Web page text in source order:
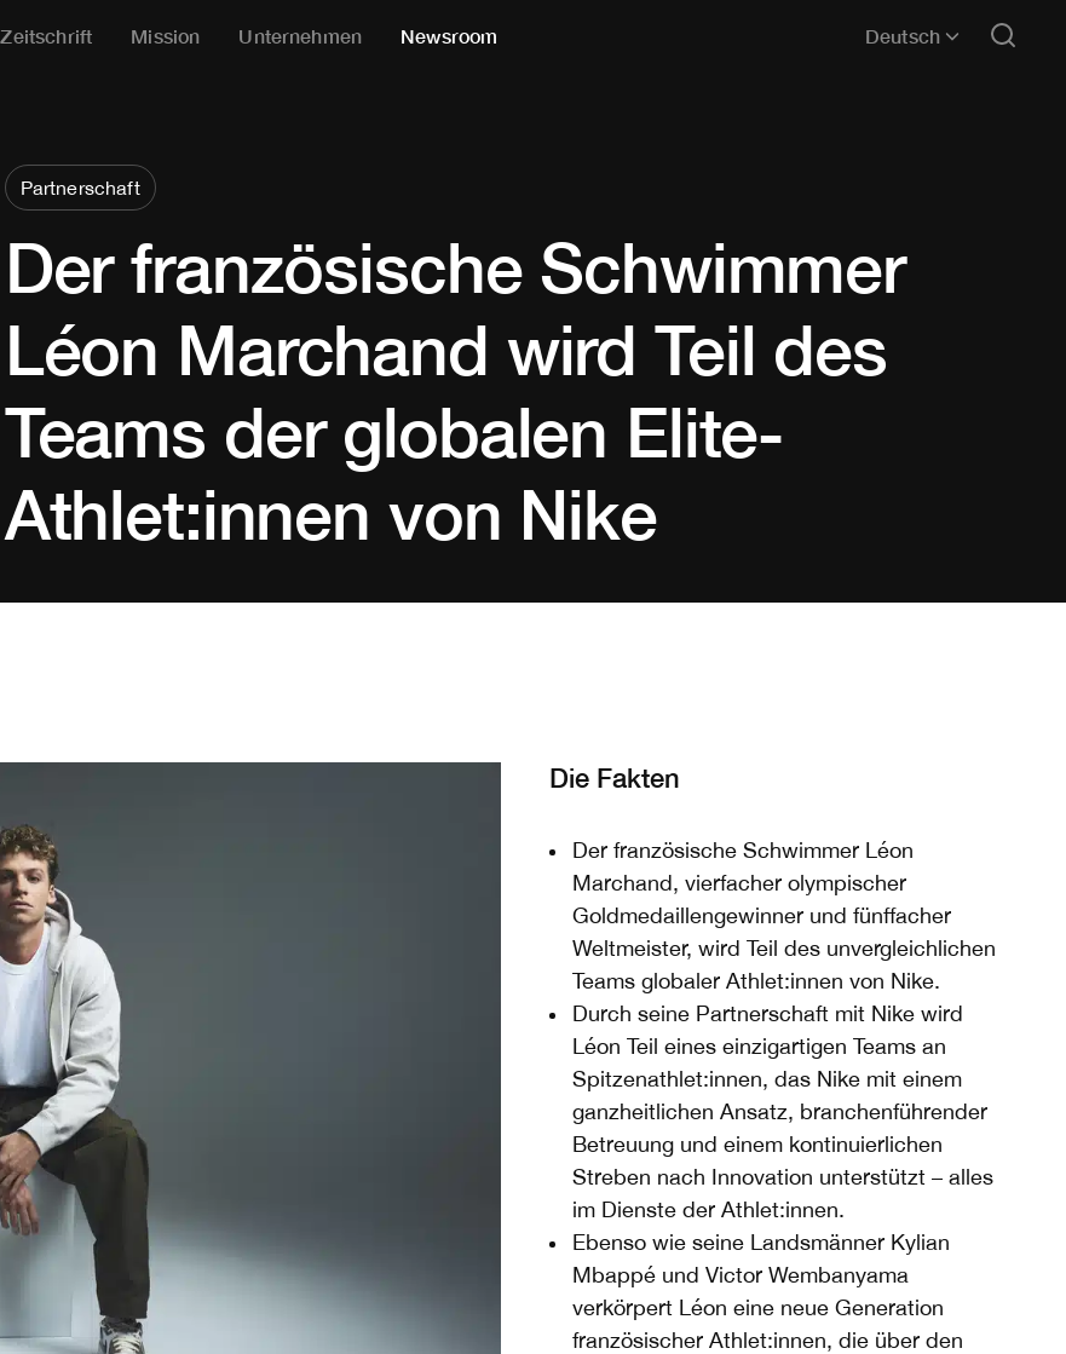
Zeitschrift Mission Unternehmen Newsroom Deutsch
Partnerschaft
Der französische Schwimmer
Léon Marchand wird Teil des
Teams der globalen Elite-
Athlet:innen von Nike
Die Fakten
Der französische Schwimmer Léon
Marchand, vierfacher olympischer
Goldmedaillengewinner und fünffacher
Weltmeister, wird Teil des unvergleichlichen
Teams globaler Athlet:innen von Nike.
Durch seine Partnerschaft mit Nike wird
Léon Teil eines einzigartigen Teams an
Spitzenathlet:innen, das Nike mit einem
ganzheitlichen Ansatz, branchenführender
Betreuung und einem kontinuierlichen
Streben nach Innovation unterstützt – alles
im Dienste der Athlet:innen.​
Ebenso wie seine Landsmänner Kylian
Mbappé und Victor Wembanyama
verkörpert Léon eine neue Generation
französischer Athlet:innen, die über den